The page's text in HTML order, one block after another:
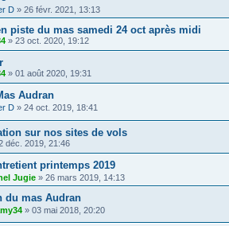
D » 26 févr. 2021, 13:13
piste du mas samedi 24 oct après midi
» 23 oct. 2020, 19:12
» 01 août 2020, 19:31
Audran
D » 24 oct. 2019, 18:41
sur nos sites de vols
déc. 2019, 21:46
printemps 2019
Jugie » 26 mars 2019, 14:13
du mas Audran
» 03 mai 2018, 20:20